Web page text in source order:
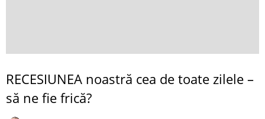
RECESIUNEA noastră cea de toate zilele –
să ne fie frică?